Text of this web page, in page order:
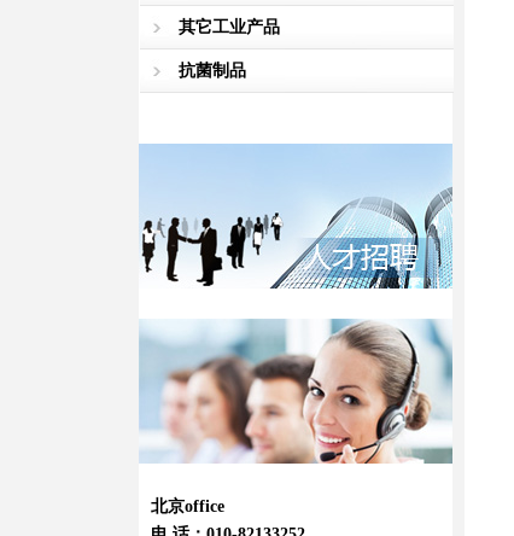
其它工业产品
抗菌制品
北京office